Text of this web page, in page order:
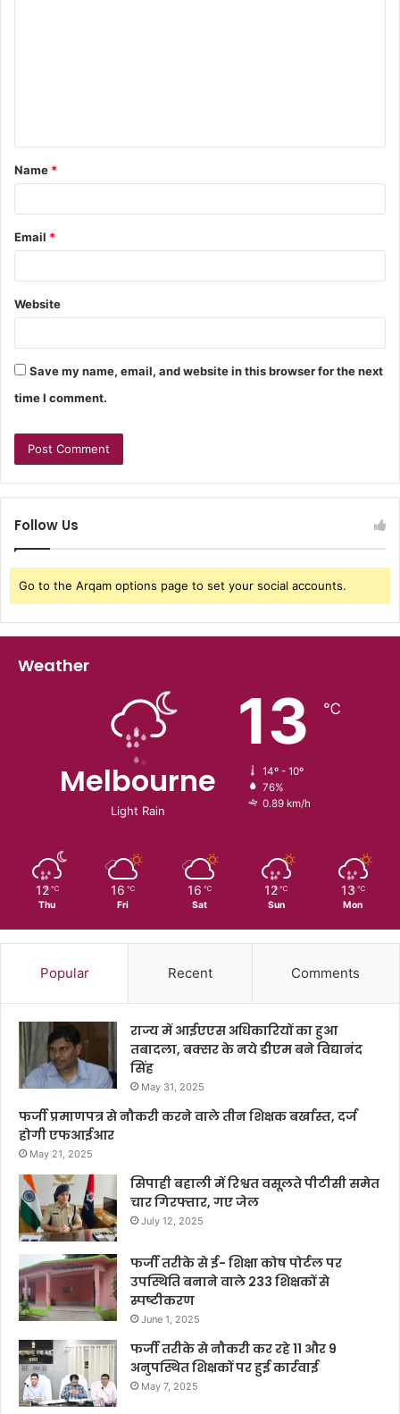
Name *
Email *
Website
Save my name, email, and website in this browser for the next
time I comment.
Follow Us
Go to the Arqam options page to set your social accounts.
Weather
Melbourne
Light Rain
13 ℃
14º - 10º
76%
0.89 km/h
12 ℃
Thu
16 ℃
Fri
16 ℃
Sat
12 ℃
Sun
13 ℃
Mon
Popular Recent Comments
राज्य में आईएएस अधिकारियों का हुआ
तबादला, बक्सर के नये डीएम बने विद्यानंद
सिंह
May 31, 2025
फर्जी प्रमाणपत्र से नौकरी करने वाले तीन शिक्षक बर्खास्त, दर्ज
होगी एफआईआर
May 21, 2025
सिपाही बहाली में रिश्वत वसूलते पीटीसी समेत
चार गिरफ्तार, गए जेल
July 12, 2025
फर्जी तरीके से ई- शिक्षा कोष पोर्टल पर
उपस्थिति बनाने वाले 233 शिक्षकों से
स्पष्टीकरण
June 1, 2025
फर्जी तरीके से नौकरी कर रहे 11 और 9
अनुपस्थित शिक्षकों पर हुई कार्रवाई
May 7, 2025